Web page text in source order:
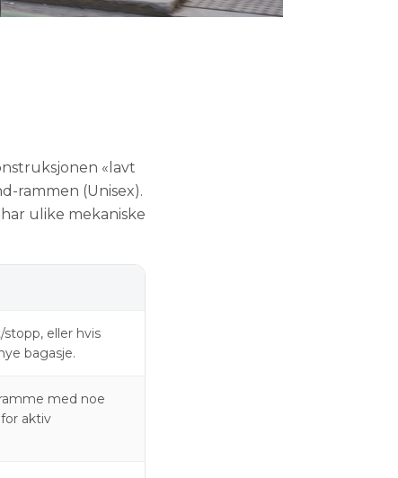
«lavt
rammen (Unisex).
ulike mekaniske
eller hvis
bagasje.
med noe
aktiv